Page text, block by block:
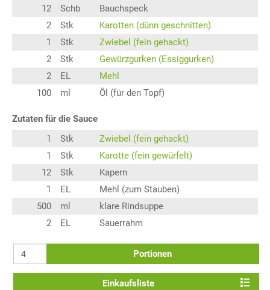
12
Schb
Bauchspeck
2
Stk
Karotten (dünn geschnitten)
1
Stk
Zwiebel (fein gehackt)
2
Stk
Gewürzgurken (Essiggurken)
2
EL
Mehl
100
ml Öl (für den Topf)
Zutaten für die Sauce
1
Stk
Zwiebel (fein gehackt)
1
Stk
Karotte (fein gewürfelt)
12
Stk
Kapern
1
EL
Mehl (zum Stauben)
500
ml
klare Rindsuppe
2
EL Sauerrahm
Portionen
Einkaufsliste